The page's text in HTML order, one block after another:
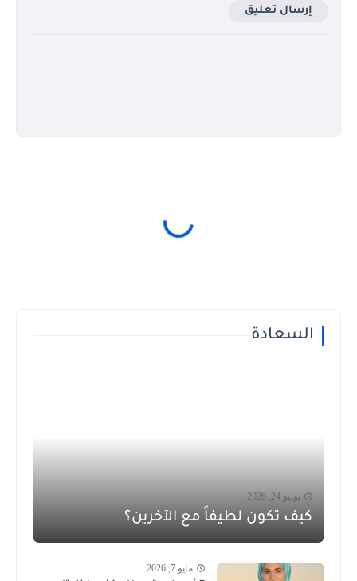
إرسال تعليق
السعادة
يونيو 24, 2026
كيف تكون لطيفاً مع الآخرين؟
مايو 7, 2026